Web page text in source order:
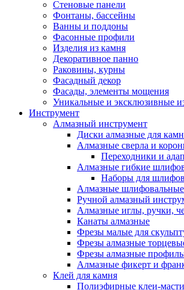
Стеновые панели
Фонтаны, бассейны
Ванны и поддоны
Фасонные профили
Изделия из камня
Декоративное панно
Раковины, курны
Фасадный декор
Фасады, элементы мощения
Уникальные и эксклюзивные
Инструмент
Алмазный инструмент
Диски алмазные для
Алмазные сверла и
Переходники и
Алмазные гибкие
Наборы для
Алмазные
Ручной алмазный
Алмазные иглы, ручки,
Канаты алмазные
Фрезы малые для
Фрезы алмазные
Фрезы алмазные
Алмазные фикерт и
Клей для камня
Полиэфирные клеи-